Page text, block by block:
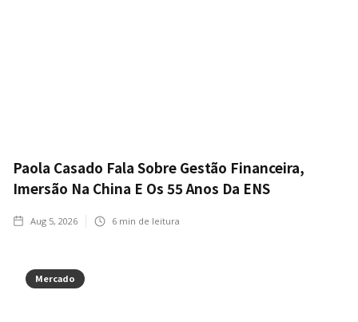
Paola Casado Fala Sobre Gestão Financeira,
Imersão Na China E Os 55 Anos Da ENS
Aug 5, 2026 6 min de leitura
Mercado